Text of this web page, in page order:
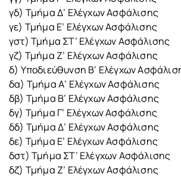
γδ) Τμήμα Δ’ Ελέγχων Ασφάλισης
γε) Τμήμα Ε’ Ελέγχων Ασφάλισης
γστ) Τμήμα ΣΤ’ Ελέγχων Ασφάλισης
γζ) Τμήμα Ζ’ Ελέγχων Ασφάλισης
δ) Υποδιεύθυνση Β’ Ελέγχων
δα) Τμήμα Α’ Ελέγχων Ασφάλισης
δβ) Τμήμα Β’ Ελέγχων Ασφάλισης
δγ) Τμήμα Γ’ Ελέγχων Ασφάλισης
δδ) Τμήμα Δ’ Ελέγχων Ασφάλισης
δε) Τμήμα Ε’ Ελέγχων Ασφάλισης
δστ) Τμήμα ΣΤ’ Ελέγχων Ασφάλισης
δζ) Τμήμα Ζ’ Ελέγχων Ασφάλισης